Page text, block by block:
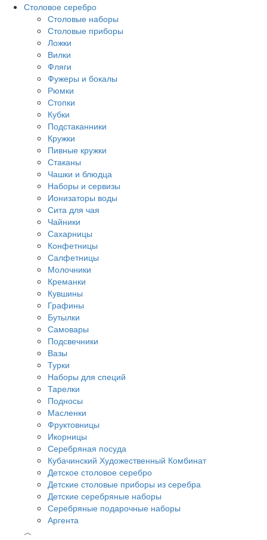
Столовое серебро
Столовые наборы
Столовые приборы
Ложки
Вилки
Фляги
Фужеры и бокалы
Рюмки
Стопки
Кубки
Подстаканники
Кружки
Пивные кружки
Стаканы
Чашки и блюдца
Наборы и сервизы
Ионизаторы воды
Сита для чая
Чайники
Сахарницы
Конфетницы
Салфетницы
Молочники
Креманки
Кувшины
Графины
Бутылки
Самовары
Подсвечники
Вазы
Турки
Наборы для специй
Тарелки
Подносы
Масленки
Фруктовницы
Икорницы
Серебряная посуда
Кубачинский Художественный Комбинат
Детское столовое серебро
Детские столовые приборы из серебра
Детские серебряные наборы
Серебряные подарочные наборы
Аргента
︿